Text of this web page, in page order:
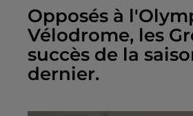
Opposés à
Vélodrome, les
succès de la
dernier.